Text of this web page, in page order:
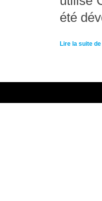
été
Lire la suite